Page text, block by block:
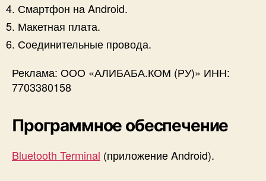
Смартфон на Android.
Макетная плата.
Соединительные провода.
Реклама: ООО «АЛИБАБА.КОМ (РУ)» ИНН:
7703380158
Программное обеспечение
Bluetooth Terminal (приложение Android).